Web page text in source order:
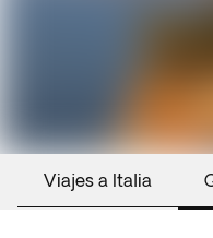
Viajes a Italia